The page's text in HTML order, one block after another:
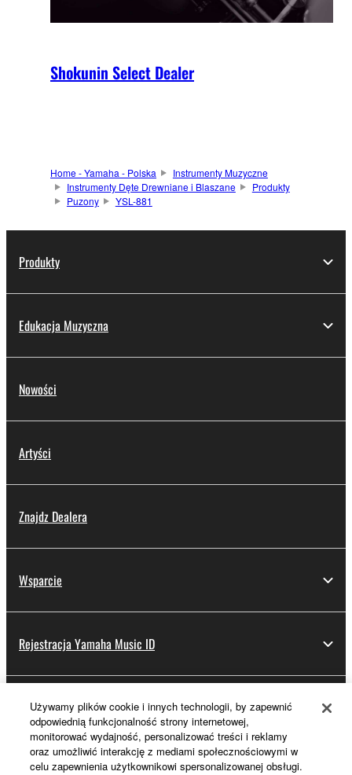
Shokunin Select Dealer
Home - Yamaha - Polska
Instrumenty Muzyczne
Instrumenty Dęte Drewniane i Blaszane
Produkty
Puzony
YSL-881
Produkty
Edukacja Muzyczna
Nowości
Artyści
Znajdz Dealera
Wsparcie
Rejestracja Yamaha Music ID
Informacje o Yamaha
Polska - Polish
Używamy plików cookie i innych technologii, by zapewnić
odpowiednią funkcjonalność strony internetowej,
monitorować wydajność, personalizować treści i reklamy
oraz umożliwić interakcję z mediami społecznościowymi w
celu zapewnienia użytkownikowi spersonalizowanej obsługi.